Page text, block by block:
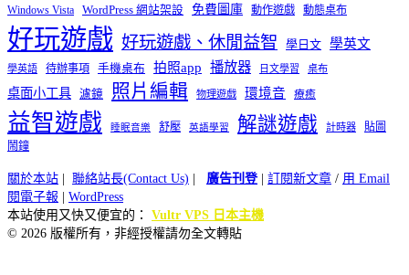
Windows Vista WordPress 網站架設 免費圖庫 動作遊戲 動態桌布
好玩遊戲 好玩遊戲、休閒益智 學日文 學英文
學英語 待辦事項 手機桌布 拍照app 播放器 日文學習 桌布
桌面小工具 濾鏡 照片編輯 物理遊戲 環境音 療癒
益智遊戲 睡眠音樂 舒壓 英語學習 解謎遊戲 計時器
貼圖
鬧鐘
關於本站 聯絡站長(Contact Us) 廣告刊登| 訂閱新文章 / 用 Email
閱電子報
WordPress
本站使用又快又便宜的： Vultr VPS 日本主機
© 2026 版權所有，非經授權請勿全文轉貼